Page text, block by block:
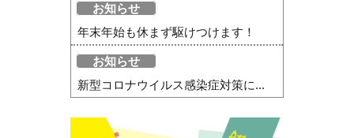
お知らせ
年末年始も休まず駆けつけます！
お知らせ
新型コロナウイルス感染症対策に...